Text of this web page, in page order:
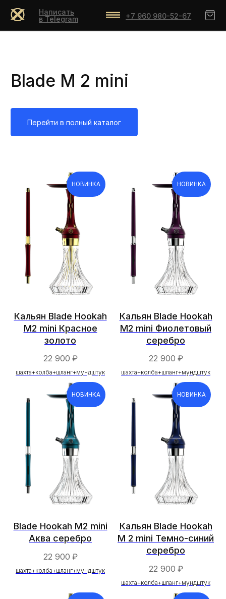
+7 960 980-52-67
Написать
в Telegram
Перейти в полный каталог
НОВИНКА
Кальян Blade Hookah
M2 mini Красное
золото
22 900 ₽
шахта+колба+шланг+мундштук
НОВИНКА
Кальян Blade Hookah
M2 mini Фиолетовый
серебро
22 900 ₽
шахта+колба+шланг+мундштук
НОВИНКА
Blade Hookah M2 mini
Аква серебро
22 900 ₽
шахта+колба+шланг+мундштук
НОВИНКА
Кальян Blade Hookah
M 2 mini Темно-синий
серебро
22 900 ₽
шахта+колба+шланг+мундштук